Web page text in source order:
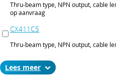
Thru-beam type, NPN output, cable
op aanvraag
CX411C5
Thru-beam type, NPN output, cable
CX411J
Lees